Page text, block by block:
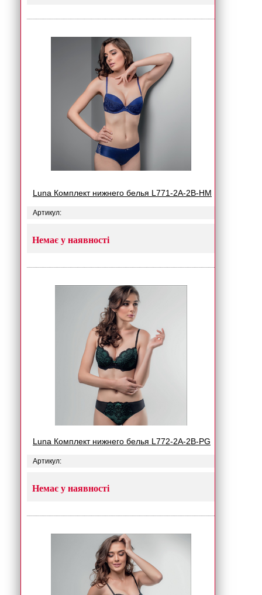
Luna Комплект нижнего белья L771-2A-2B-HM
Артикул:
Немає у наявності
Luna Комплект нижнего белья L772-2A-2B-PG
Артикул:
Немає у наявності